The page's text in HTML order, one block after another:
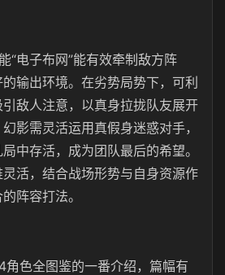
“电子布网”能有效牵制敌方阵
输出环境。在劣势局势下，可利
敌人注意，以真身拉拢队友展开
影需灵活运用真假身迷惑对手，
中存活，成为团队最后的希望。
活，结合战场形势与自身资源作
阵容打法。
角色全图鉴的一番介绍，篇幅有